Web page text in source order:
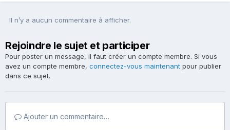
Il n’y a aucun commentaire à afficher.
Rejoindre le sujet et participer
Pour poster un message, il faut créer un compte membre. Si vous
avez un compte membre, connectez-vous maintenant pour publier
dans ce sujet.
Ajouter un commentaire…